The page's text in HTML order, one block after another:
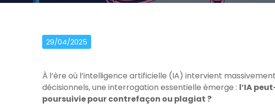
29/04/2025
À l’ère où l’intelligence artificielle (IA) intervient
décisionnels, une interrogation essentielle émerge : l’IA
poursuivie pour contrefaçon ou plagiat ?